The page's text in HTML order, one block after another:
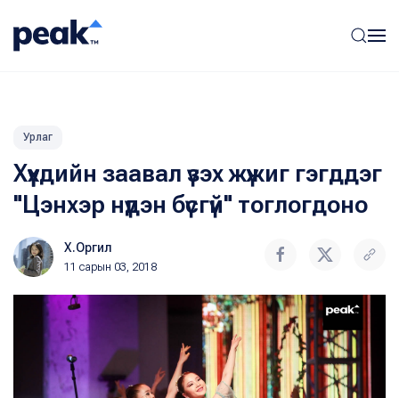
Урлаг
Хүүхдийн заавал үзэх жүжиг гэгддэг
"Цэнхэр нүдэн бүсгүй" тоглогдоно
Х.Оргил
11 сарын 03, 2018